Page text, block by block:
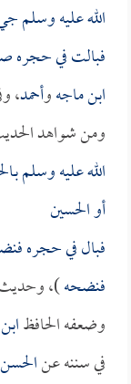
الله عليه وسلم
فبالت في حجره
ابن ماجهوأحمد،
ومن شواهد
الله عليه وسلم بـ
أوالحسين
فبال في حجره
فنضحه)،
وضعفه الحافظ
في سننه عن